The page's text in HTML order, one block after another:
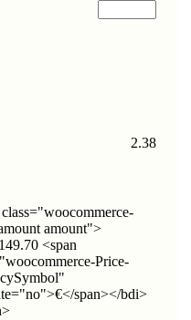
2.38
amount">
<span
Price-
span></bdi>